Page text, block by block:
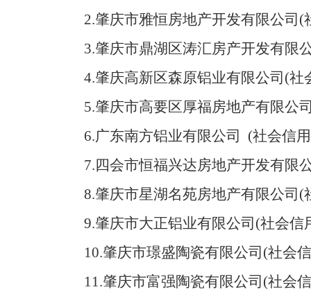
2.肇庆市雅恒房地产开发有限公司
3.肇庆市鼎湖区涛汇房产开发有限
4.肇庆高新区森原铝业有限公司(社
5.肇庆市高要区厚福房地产有限公
6.广东南方铝业有限公司 (社会信
7.四会市恒福兴达房地产开发有限
8.肇庆市星湖名苑房地产有限公司(
9.肇庆市大正铝业有限公司(社会信
10.肇庆市璟盛陶瓷有限公司(社会
11.肇庆市富强陶瓷有限公司(社会